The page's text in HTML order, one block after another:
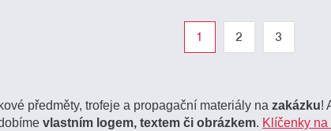
1 2 3
předměty, trofeje a propagační materiály na zakázku!
vlastním logem, textem či obrázkem. Klíčenky na